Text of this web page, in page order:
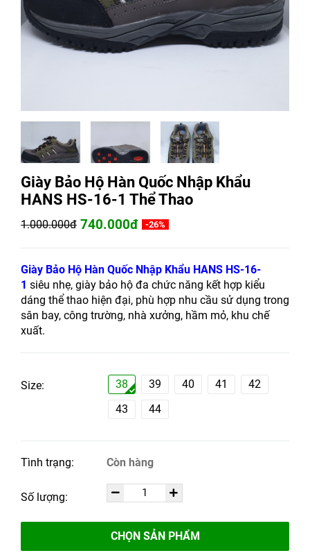
Giày Bảo Hộ Hàn Quốc Nhập Khẩu
HANS HS-16-1 Thể Thao
1.000.000đ 740.000đ -26%
Giày Bảo Hộ Hàn Quốc Nhập Khẩu HANS HS-16-
1 siêu nhẹ, giày bảo hộ đa chức năng kết hợp kiểu
dáng thể thao hiện đại, phù hợp nhu cầu sử dụng trong
sân bay, công trường, nhà xưởng, hầm mỏ, khu chế
xuất.
Size: 38 39 40 41
42
43
44
Tình trạng: Còn hàng
Số lượng:
CHỌN SẢN PHẨM